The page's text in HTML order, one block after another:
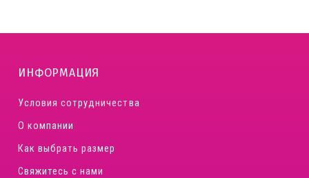
ИНФОРМАЦИЯ
Условия сотрудничества
О компании
Как выбрать размер
Свяжитесь с нами